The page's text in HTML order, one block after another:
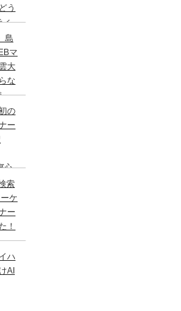
う
ィ
島
マ
大
な
ナの
ー
心
索
ケ
ー
！
ハ
AI